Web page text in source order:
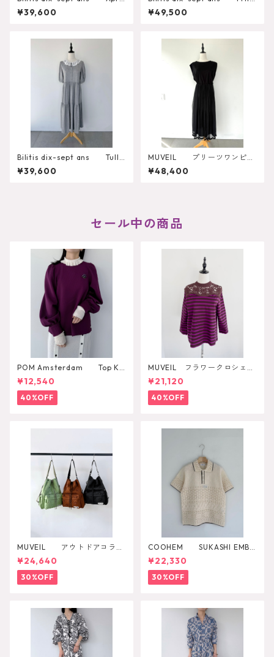
n Cami Dress
¥39,600
Tired Dress（Dot） 2913-7
17
¥49,500
Bilitis dix-sept ans Tulle
Collar Dress
¥39,600
MUVEIL プリーツワンピー
ス MA262FA002
¥48,400
セール中の商品
POM Amsterdam Top Ka
e Pulm
¥12,540
40%OFF
MUVEIL フラワークロシェカ
ットソー
¥21,120
40%OFF
MUVEIL アウトドアコラボ
2WAYリュック
¥24,640
30%OFF
COOHEM SUKASHI EMBO
SSED KNIT PULLOVER
¥22,330
30%OFF